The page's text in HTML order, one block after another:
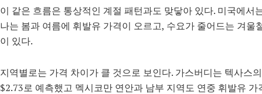
이 같은 흐름은 통상적인 계절 패턴과도 맞닿아 있다. 미국에서
나는 봄과 여름에 휘발유 가격이 오르고, 수요가 줄어드는 겨울
이 있다.
지역별로는 가격 차이가 클 것으로 보인다. 가스버디는 텍사스
$2.73로 예측했고 멕시코만 연안과 남부 지역도 연중 휘발유 가